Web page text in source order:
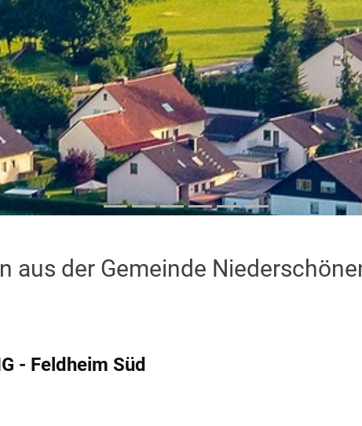
aus der Gemeinde
- Feldheim Süd